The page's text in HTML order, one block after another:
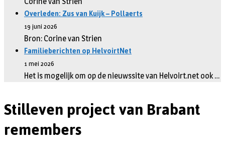
Overleden: Zus van Kuijk – Pollaerts
19 juni 2026
Bron: Corine van Strien
Familieberichten op HelvoirtNet
1 mei 2026
Het is mogelijk om op de nieuwssite van Helvoirt.net ook …
Stilleven project van Brabant
remembers